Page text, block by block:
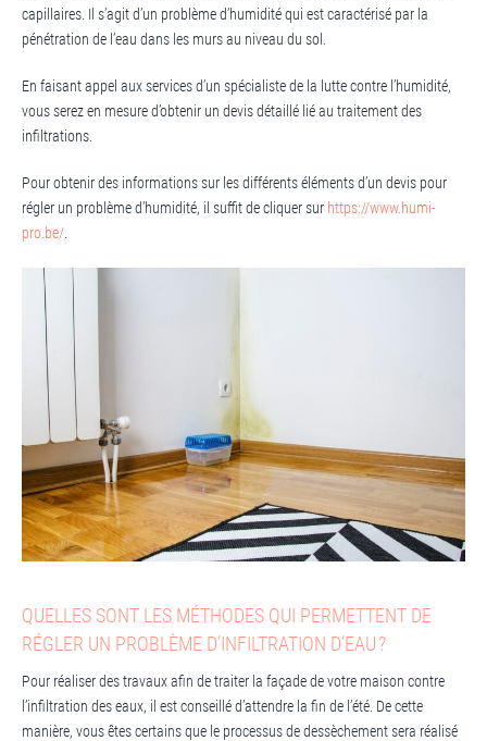
capillaires. Il s’agit d’un problème d’humidité qui est caractérisé par la
pénétration de l’eau dans les murs au niveau du sol.
En faisant appel aux services d’un spécialiste de la lutte contre l’humidité,
vous serez en mesure d’obtenir un devis détaillé lié au traitement des
infiltrations.
Pour obtenir des informations sur les différents éléments d’un devis pour
régler un problème d’humidité, il suffit de cliquer sur https://www.humi-
pro.be/.
QUELLES SONT LES MÉTHODES QUI PERMETTENT DE
RÉGLER UN PROBLÈME D’INFILTRATION D’EAU ?
Pour réaliser des travaux afin de traiter la façade de votre maison contre
l’infiltration des eaux, il est conseillé d’attendre la fin de l’été. De cette
manière, vous êtes certains que le processus de dessèchement sera réalisé